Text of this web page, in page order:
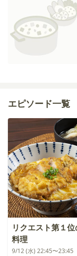
エピソード一覧
リクエスト第１位
料理
9/12 (水) 22:45〜23:45